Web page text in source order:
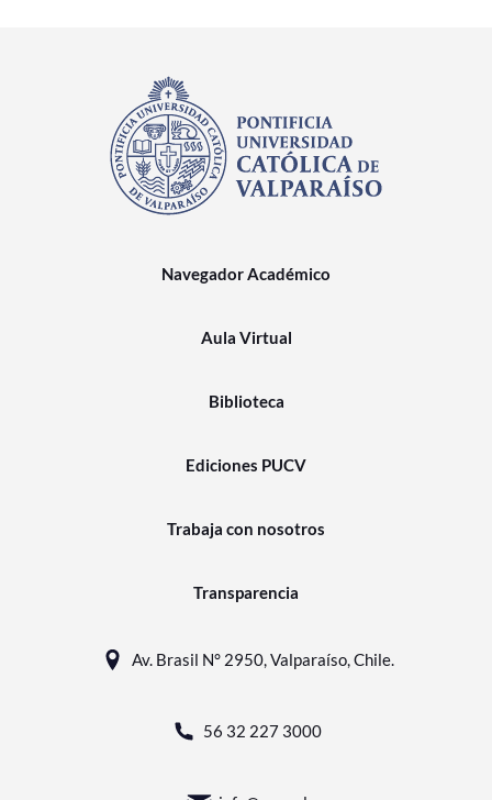
Navegador Académico
Aula Virtual
Biblioteca
Ediciones PUCV
Trabaja con nosotros
Transparencia
Av. Brasil N° 2950, Valparaíso, Chile.
56 32 227 3000